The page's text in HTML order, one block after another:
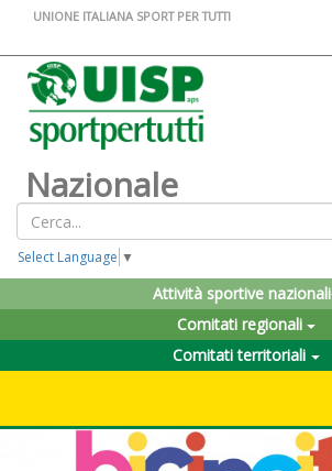
UNIONE ITALIANA SPORT PER TUTTI
Nazionale
Select Language ▼
Attività sportive nazionali
Comitati regionali
Comitati territoriali